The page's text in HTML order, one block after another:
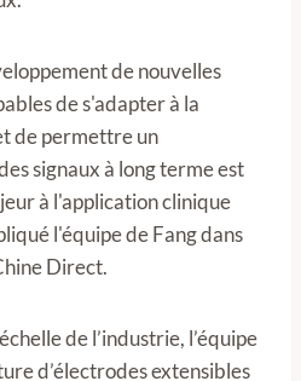
de nouvelles
de s'adapter à la
de permettre un
signaux à long terme est
à l'application clinique
l'équipe de Fang dans
Direct.
de l’industrie, l’équipe
d’électrodes extensibles